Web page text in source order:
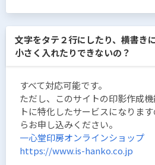
文字をタテ２行にしたり、横書き
小さく入れたりできないの？
すべて対応可能です。
ただし、このサイトの印影作成
トに特化したサービスになりま
らお申し込みください。
一心堂印房オンラインショップ
https://www.is-hanko.co.jp